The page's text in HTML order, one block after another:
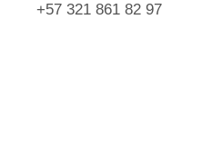
+57 321 861 82 97